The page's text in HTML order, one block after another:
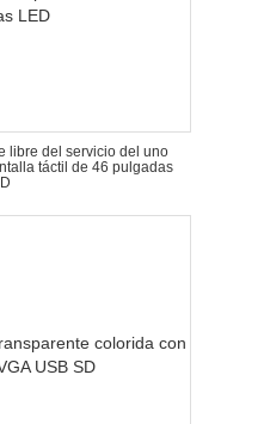
libre del servicio del uno
táctil de 46 pulgadas